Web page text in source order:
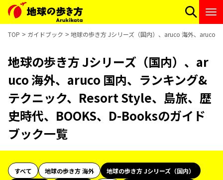
TOP ガイドブック 地球の歩き方 Jシリーズ（国内）、aruco 海外、aruco
地球の歩き方 Jシリーズ（国内）、ar
uco 海外、aruco 国内、ランキング&
テクニック、Resort Style、島旅、歴
史時代、BOOKS、D-Booksのガイド
ブック一覧
すべて 地球の歩き方 海外
地球の歩き方 Jシリーズ（国内）